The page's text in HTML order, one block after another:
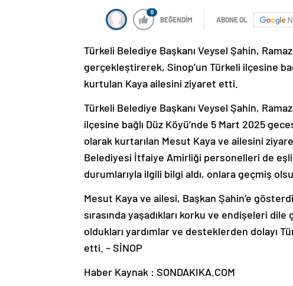
0
BEĞENDİM ABONE OL
Türkeli Belediye Başkanı Veysel Şahin,
gerçekleştirerek, Sinop’un Türkeli ilçesine
kurtulan Kaya ailesini ziyaret etti.
Türkeli Belediye Başkanı Veysel Şahin,
ilçesine bağlı Düz Köyü’nde 5 Mart 2025
olarak kurtarılan Mesut Kaya ve ailesini
Belediyesi İtfaiye Amirliği personelleri de
durumlarıyla ilgili bilgi aldı, onlara geçmiş
Mesut Kaya ve ailesi, Başkan Şahin’e
sırasında yaşadıkları korku ve endişeleri
oldukları yardımlar ve desteklerden dolayı
etti. – SİNOP
Haber Kaynak : SONDAKIKA.COM